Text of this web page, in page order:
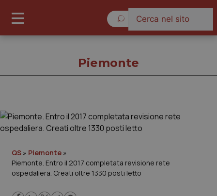
Governo e Parlamento
Regioni e Asl
Piemonte
QS » Piemonte »
Piemonte. Entro il 2017 completata revisione rete
ospedaliera. Creati oltre 1330 posti letto